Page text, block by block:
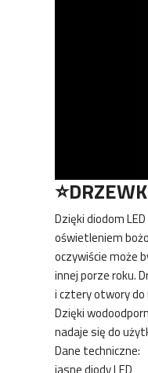
Dzięki diodom
oświetleniem
oczywiście może
innej porze roku.
i cztery otwory do
Dzięki
nadaje się do
Dane techniczne: